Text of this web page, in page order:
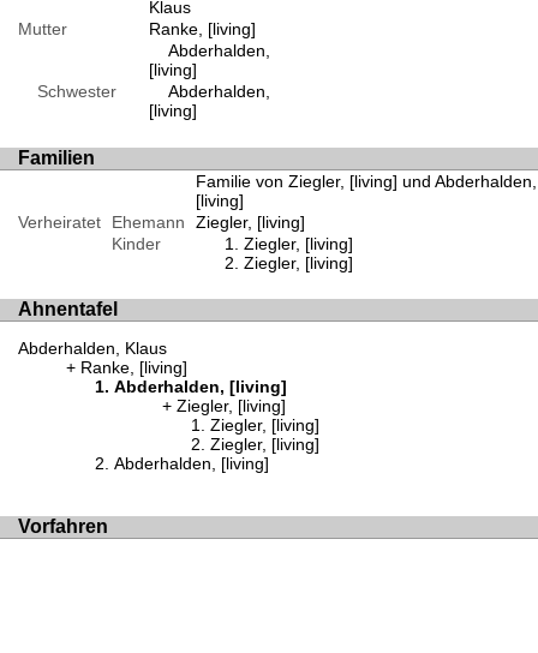
Klaus
Mutter
Ranke, [living]
Abderhalden,
[living]
Schwester
Abderhalden,
[living]
Familien
Familie von Ziegler, [living] und Abderhalden,
[living]
Verheiratet
Ehemann
Ziegler, [living]
Kinder
Ziegler, [living]
Ziegler, [living]
Ahnentafel
Abderhalden, Klaus
Ranke, [living]
Abderhalden, [living]
Ziegler, [living]
Ziegler, [living]
Ziegler, [living]
Abderhalden, [living]
Vorfahren